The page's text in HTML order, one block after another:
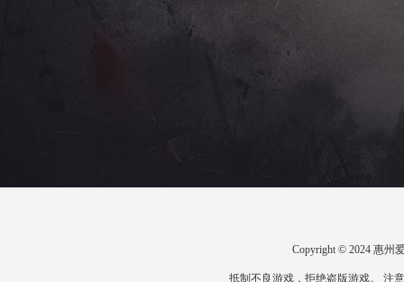
Copyright © 2024 惠州
抵制不良游戏，拒绝盗版游戏。 注